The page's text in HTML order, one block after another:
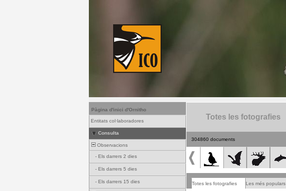
Pàgina d'inici d'Ornitho
Entitats col·laboradores
Consulta
Observacions
- Els darrers 2 dies
- Els darrers 5 dies
- Els darrers 15 dies
Totes les fotografies
304860 documents
Totes les fotografies Les més populars